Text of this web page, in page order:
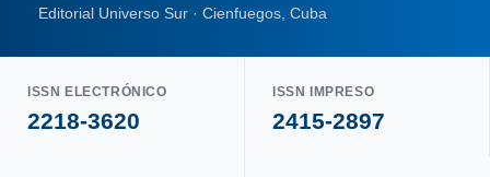
Editorial Universo Sur · Cienfuegos, Cuba
ISSN ELECTRÓNICO
2218-3620
ISSN IMPRESO
2415-2897